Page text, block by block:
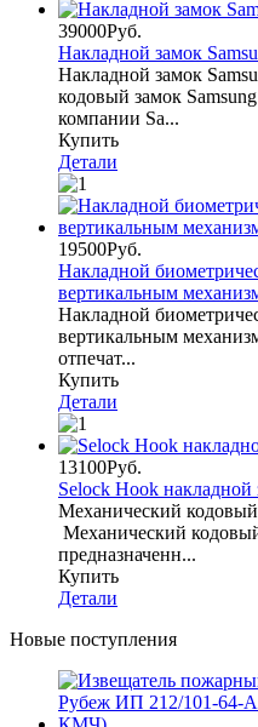
39000Руб.
Накладной замок
Накладной замок
кодовый замок
компании Sa...
Купить
Детали
19500Руб.
Накладной
вертикальным
Накладной
вертикальным
отпечат...
Купить
Детали
13100Руб.
Selock Hook
Механический
Механический
предназначенн...
Купить
Детали
Новые поступления